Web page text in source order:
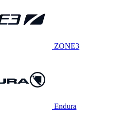
ZONE3
Endura